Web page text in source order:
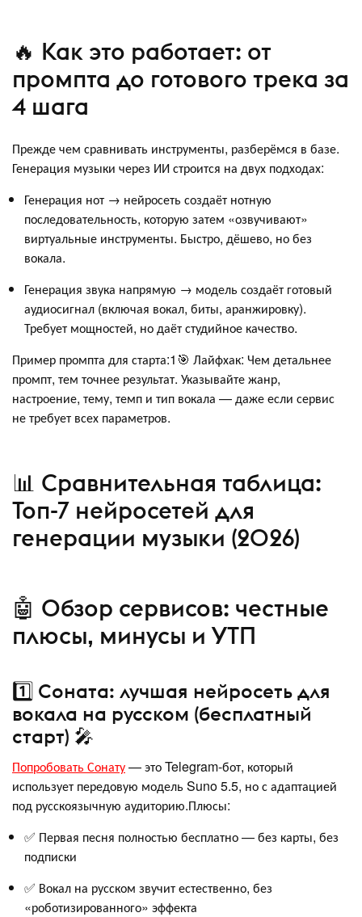
🔥 Как это работает: от
промпта до готового трека за
4 шага
Прежде чем сравнивать инструменты, разберёмся в базе.
Генерация музыки через ИИ строится на двух подходах:
Генерация нот → нейросеть создаёт нотную
последовательность, которую затем «озвучивают»
виртуальные инструменты. Быстро, дёшево, но без
вокала.
Генерация звука напрямую → модель создаёт готовый
аудиосигнал (включая вокал, биты, аранжировку).
Требует мощностей, но даёт студийное качество.
Пример промпта для старта:1🎯 Лайфхак: Чем детальнее
промпт, тем точнее результат. Указывайте жанр,
настроение, тему, темп и тип вокала — даже если сервис
не требует всех параметров.
📊 Сравнительная таблица:
Топ-7 нейросетей для
генерации музыки (2026)
🤖 Обзор сервисов: честные
плюсы, минусы и УТП
1️⃣ Соната: лучшая нейросеть для
вокала на русском (бесплатный
старт) 🎤
Попробовать Сонату— это Telegram-бот, который
использует передовую модель Suno 5.5, но с адаптацией
под русскоязычную аудиторию.Плюсы:
✅ Первая песня полностью бесплатно — без карты, без
подписки
✅ Вокал на русском звучит естественно, без
«роботизированного» эффекта